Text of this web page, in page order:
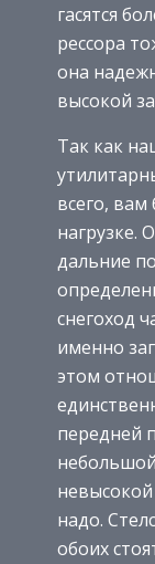
гасятся
рессора
она
высокой
Так как
всего,
нагрузке.
дальние
снегоход
именно
этом
передней
надо.
обоих